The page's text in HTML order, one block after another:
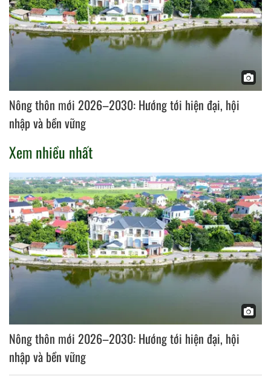
Nông thôn mới 2026–2030: Hướng tới hiện đại, hội
nhập và bền vững
Xem nhiều nhất
Nông thôn mới 2026–2030: Hướng tới hiện đại, hội
nhập và bền vững